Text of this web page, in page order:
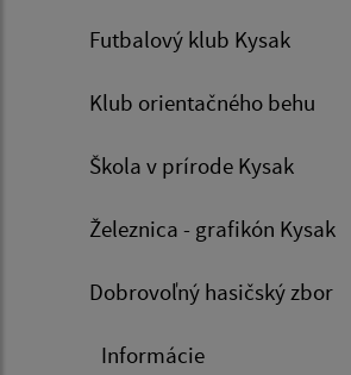
Futbalový klub Kysak
Klub orientačného behu
Škola v prírode Kysak
Železnica - grafikón Kysak
Dobrovoľný hasičský zbor
Informácie